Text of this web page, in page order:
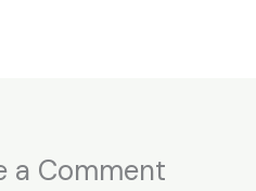
a Comment